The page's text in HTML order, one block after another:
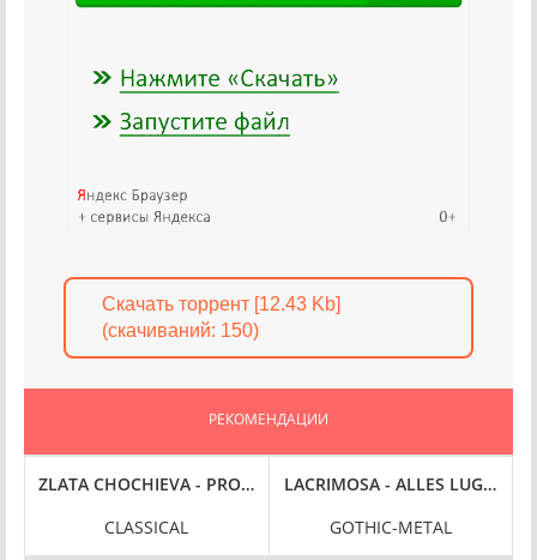
Скачать торрент [12.43 Kb]
(cкачиваний: 150)
РЕКОМЕНДАЦИИ
- J.S. BACH: WEIHNACHTS-MAGNIFICAT – G.F. HANDEL:
ZLATA CHOCHIEVA - PROKOFIEV, RIMSKY-KORSAKOV &
CLASSICAL
LACRIMOSA - ALLES LUGE
GOTHIC-METAL